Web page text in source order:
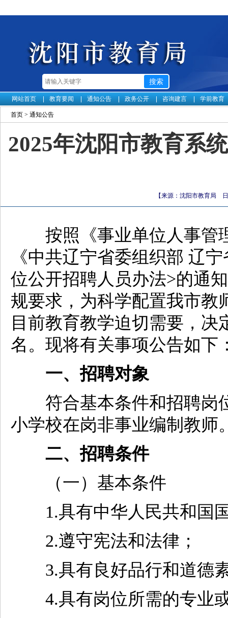
网站首页 教育要闻 通知公告 政务公开 咨询建言 学前教育
首页 > 通知公告
2025年沈阳市教育系
【来源：沈阳市教育局
按照《事业单位人事管
《中共辽宁省委组织部 辽
位公开招聘人员办法>的通
规要求，为科学配置我市教
目前教育教学迫切需要，决
名。现将有关事项公告如下
一、招聘对象
符合基本条件和招聘岗
小学校在岗非事业编制教师
二、招聘条件
（一）基本条件
1.具有中华人民共和国
2.遵守宪法和法律；
3.具有良好品行和道德
4.具有岗位所需的专业